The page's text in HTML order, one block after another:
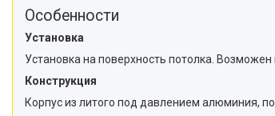
Особенности
Установка
Установка на поверхность потолка. Возможен
Конструкция
Корпус из литого под давлением алюминия,